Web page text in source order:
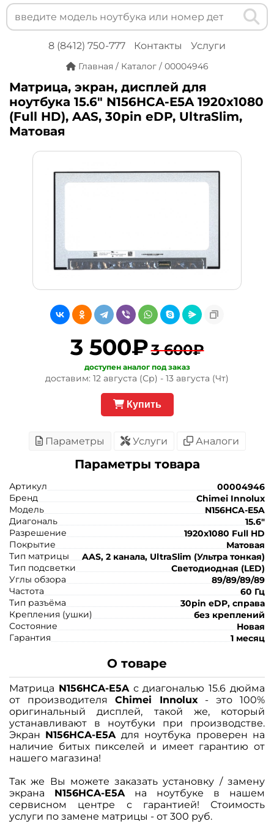
8 (8412) 750-777 Контакты Услуги
Главная / Каталог / 00004946
Матрица, экран, дисплей для
ноутбука 15.6" N156HCA-E5A 1920x1080
(Full HD), AAS, 30pin eDP, UltraSlim,
Матовая
3 500₽3 600₽
доступен аналог под заказ
доставим: 12 августа (Ср) - 13 августа (Чт)
Купить
Параметры Услуги Аналоги
Параметры товара
Артикул
00004946
Бренд
Chimei Innolux
Модель
N156HCA-E5A
Диагональ
15.6"
Разрешение
1920x1080 Full HD
Покрытие
Матовая
Тип матрицы
AAS, 2 канала, UltraSlim (Ультра тонкая)
Тип подсветки
Светодиодная (LED)
Углы обзора
89/89/89/89
Частота
60 Гц
Тип разъёма
30pin eDP, справа
Крепления (ушки)
без креплений
Состояние
Новая
Гарантия
1 месяц
О товаре
Матрица N156HCA-E5Aс диагональю 15.6 дюйма
от производителя Chimei Innolux- это 100%
оригинальный дисплей, такой же, который
устанавливают в ноутбуки при производстве.
Экран N156HCA-E5Aдля ноутбука проверен на
наличие битых пикселей и имеет гарантию от
нашего магазина!
Так же Вы можете заказать установку / замену
экрана N156HCA-E5Aна ноутбуке в нашем
сервисном центре с гарантией! Стоимость
услуги по замене матрицы - от 300 руб.